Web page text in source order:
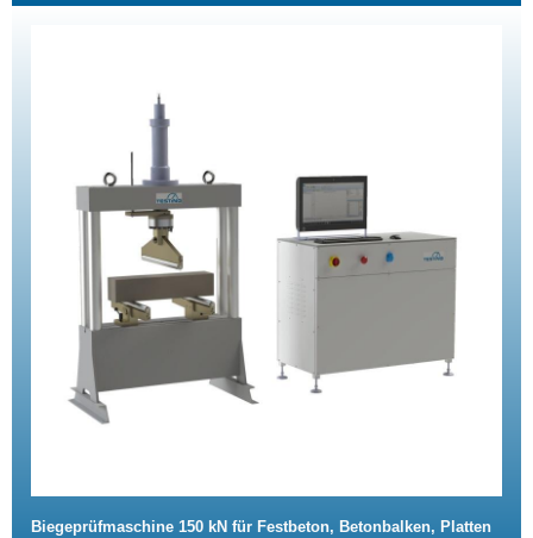
Biegeprüfmaschine 150 kN für Festbeton, Betonbalken, Platten